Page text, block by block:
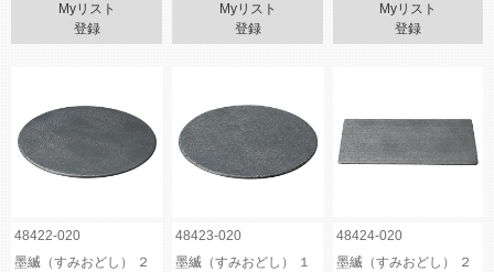
Myリスト
登録
Myリスト
登録
Myリスト
登録
48422-020 48423-020
48424-020
墨縅（すみおどし） ２
墨縅（すみおどし） １
墨縅（すみおどし） ２